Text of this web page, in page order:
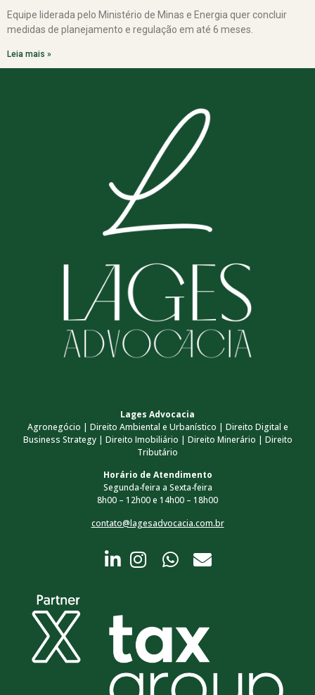
Equipe liderada pelo Ministério de Minas e Energia quer concluir
medidas de planejamento e regulação em até 6 meses.
Leia mais »
Lages Advocacia
Agronegócio | Direito Ambiental e Urbanístico | Direito Digital e
Business Strategy | Direito Imobiliário | Direito Minerário | Direito
Tributário
Horário de Atendimento
Segunda-feira a Sexta-feira
8h00 – 12h00 e 14h00 – 18h00
contato@lagesadvocacia.com.br